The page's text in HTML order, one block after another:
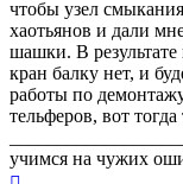
чтобы узел
хаотьянов и дали
шашки. В результате
кран балку нет, и
работы по
тельферов, вот
учимся на чужих